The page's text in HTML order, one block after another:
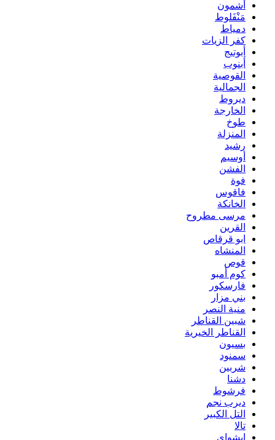
أشمون
مَنْفَلوط
دمياط
كفر الزيات
أبوتيج
أبنوب
القوصية
الجمالية
ديروط
الخارجة
طوخ
المنزلة
رشيد
أوسيم
الفشن
فوة
فاقوس
الخانكة
مرسى مطروح
القرين
ابو قرقاص
المنشاه
قوص
كوم أمبو
فارسكور
بني مزار
منية النصر
شبين القناطر
القناطر الخيرية
بسيون
سمنود
شربين
دشنا
فرشوط
ديرب نجم
التل الكبير
تالا
ابشواى